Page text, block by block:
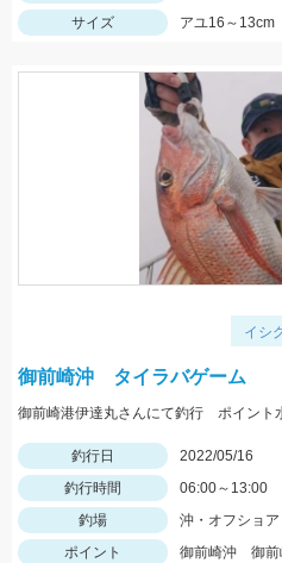
サイズ
アユ16～13cm
イシ
御前崎沖 タイラバゲーム
釣行日
2022/05/16
釣行時間
06:00～13:00
釣場
沖・オフショア
ポイント
御前崎沖 御前